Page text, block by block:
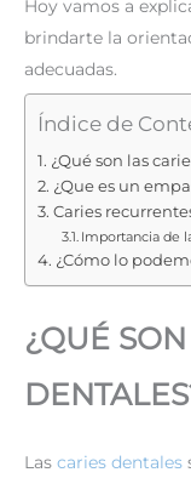
Hoy vamos a
brindarte la
adecuadas.
Índice de
¿Qué son las
¿Que es un
Caries
Importancia de
¿Cómo lo
¿QUÉ
Las caries dentales